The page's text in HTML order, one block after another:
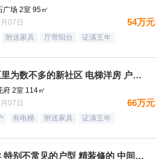
广场 2室 95㎡
07日
54万元
附送家具 厅带阳台 证满五年
老城区里为数不多的新社区 电梯洋房 户型方正
府 2室 114㎡
07日
66万元
有电梯 附送家具 证满五年
靠谱卖 特别不常见的户型 精装修的 中间楼层 卫生间带窗户